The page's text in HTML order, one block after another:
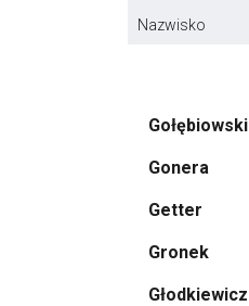
Nazwisko
Gołębiowski
Gonera
Getter
Gronek
Głodkiewicz